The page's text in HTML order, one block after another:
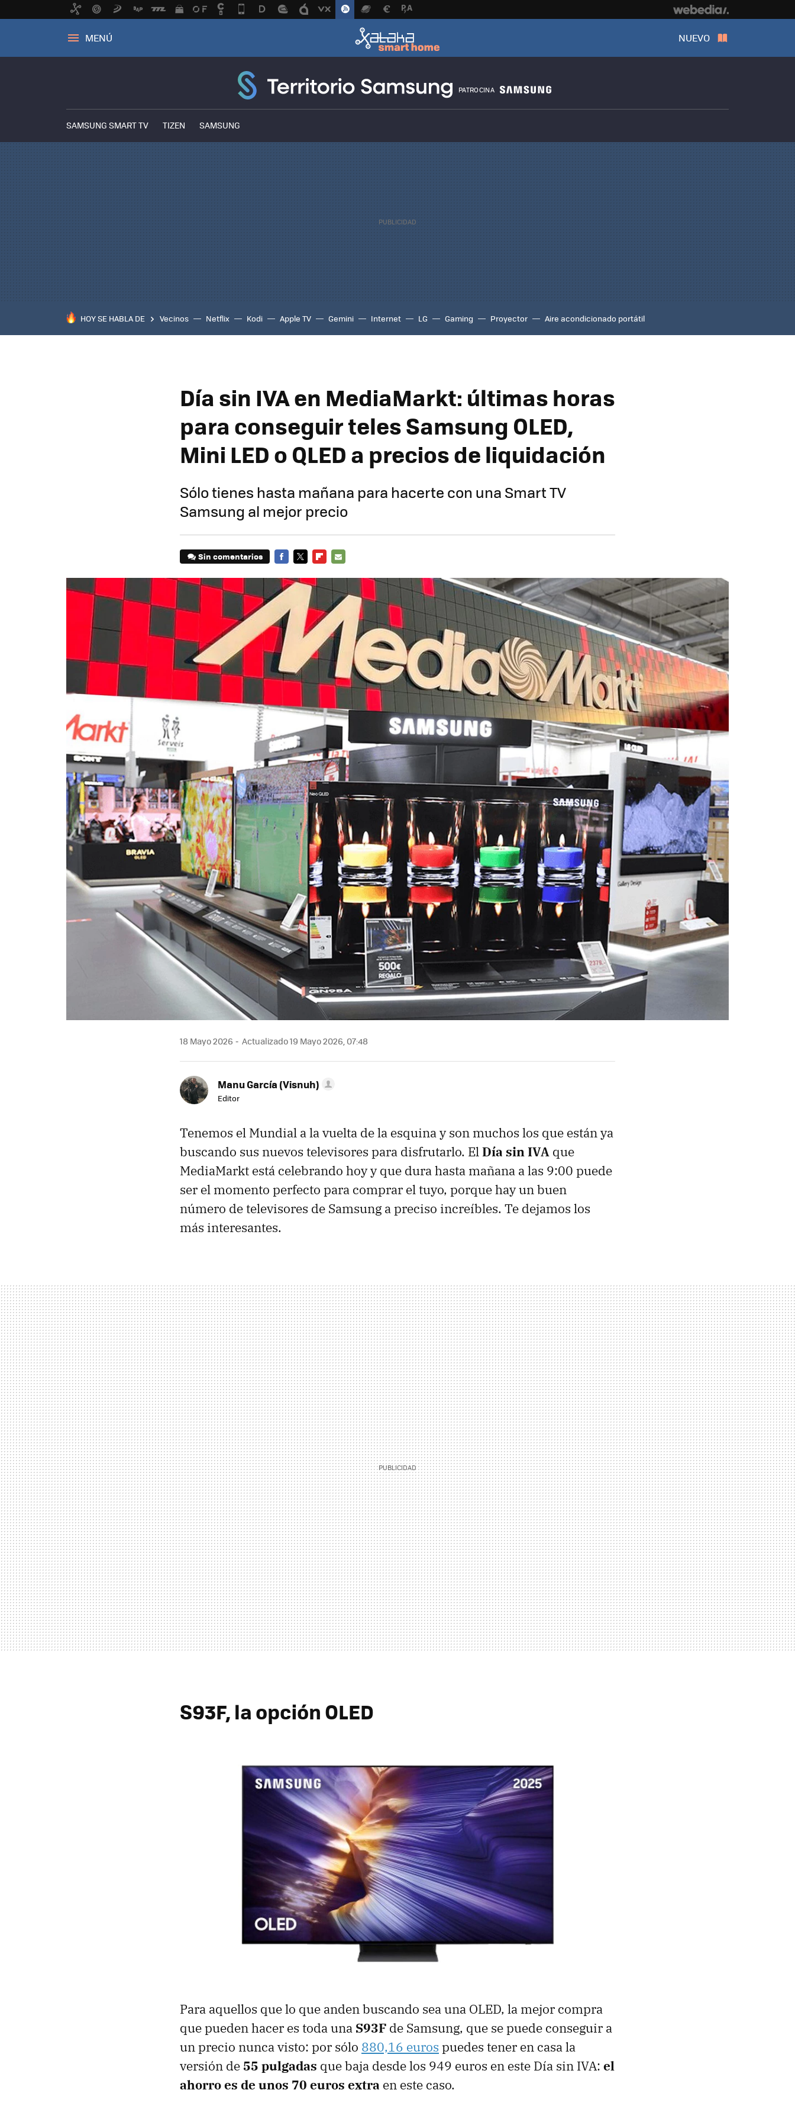
MENÚ NUEVO
PATROCINA
SAMSUNG SMART TV TIZEN SAMSUNG
HOY SE HABLA DE Vecinos Netflix Kodi Apple TV Gemini Internet LG Gaming Proyector Aire acondicionado portátil
Día sin IVA en MediaMarkt: últimas horas
para conseguir teles Samsung OLED,
Mini LED o QLED a precios de liquidación
Sólo tienes hasta mañana para hacerte con una Smart TV
Samsung al mejor precio
Sin comentarios
18 Mayo 2026 Actualizado 19 Mayo 2026, 07:48
Manu García (Visnuh)
Editor
Tenemos el Mundial a la vuelta de la esquina y son muchos los que están ya
buscando sus nuevos televisores para disfrutarlo. ElDía sin IVA que
MediaMarkt está celebrando hoy y que dura hasta mañana a las 9:00 puede
ser el momento perfecto para comprar el tuyo, porque hay un buen
número de televisores de Samsung a preciso increíbles. Te dejamos los
más interesantes.
S93F, la opción OLED
Para aquellos que lo que anden buscando sea una OLED, la mejor compra
que pueden hacer es toda una S93F de Samsung, que se puede conseguir a
un precio nunca visto: por sólo 880,16 euros puedes tener en casa la
versión de 55 pulgadas que baja desde los 949 euros en este Día sin IVA: el
ahorro es de unos 70 euros extra en este caso.